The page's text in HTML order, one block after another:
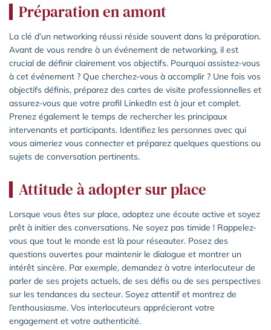
Préparation en amont
La clé d’un networking réussi réside souvent dans la préparation.
Avant de vous rendre à un événement de networking, il est
crucial de définir clairement vos objectifs. Pourquoi assistez-vous
à cet événement ? Que cherchez-vous à accomplir ? Une fois vos
objectifs définis, préparez des cartes de visite professionnelles et
assurez-vous que votre profil LinkedIn est à jour et complet.
Prenez également le temps de rechercher les principaux
intervenants et participants. Identifiez les personnes avec qui
vous aimeriez vous connecter et préparez quelques questions ou
sujets de conversation pertinents.
Attitude à adopter sur place
Lorsque vous êtes sur place, adoptez une écoute active et soyez
prêt à initier des conversations. Ne soyez pas timide ! Rappelez-
vous que tout le monde est là pour réseauter. Posez des
questions ouvertes pour maintenir le dialogue et montrer un
intérêt sincère. Par exemple, demandez à votre interlocuteur de
parler de ses projets actuels, de ses défis ou de ses perspectives
sur les tendances du secteur. Soyez attentif et montrez de
l’enthousiasme. Vos interlocuteurs apprécieront votre
engagement et votre authenticité.